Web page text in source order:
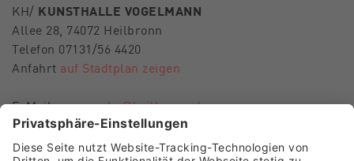
KH/ KUNSTHALLE VOGELMANN
Allee 28, 74072 Heilbronn
Telefon 07131/56 4420
Anfahrt auf Stadtplan zeigen
E-Mailmuseen-hn@heilbronn.de